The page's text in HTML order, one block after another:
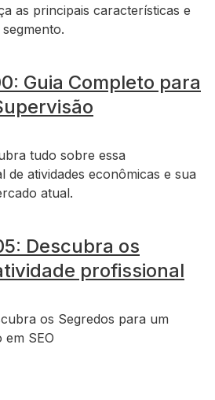
as principais características e
Guia Completo para
tudo sobre essa
de atividades econômicas e sua
atual.
Descubra os
profissional
os Segredos para um
SEO